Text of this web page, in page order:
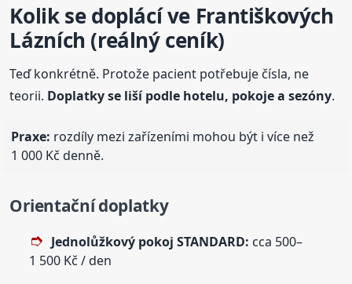
Kolik se doplácí ve Františkových
Lázních (reálný ceník)
Teď konkrétně. Protože pacient potřebuje čísla, ne
teorii. Doplatky se liší podle hotelu, pokoje a sezóny.
Praxe: rozdíly mezi zařízeními mohou být i více než
1 000 Kč denně.
Orientační doplatky
Jednolůžkový pokoj STANDARD: cca 500–
1 500 Kč / den